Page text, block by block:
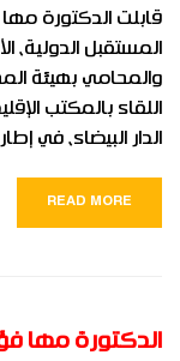
قابلت الدكتورة
المستقبل الدولية،
والمحامي بهيئة
اللقاء بالمكتب
الدار البيضاء، في
READ MORE
الدكتورة مها